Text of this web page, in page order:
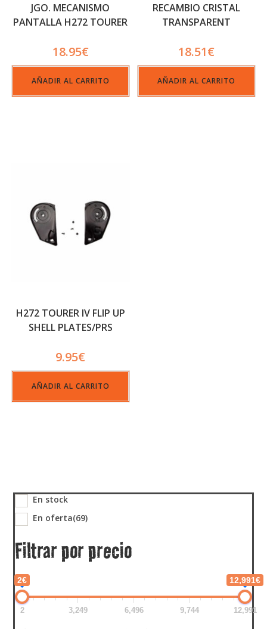
JGO. MECANISMO
PANTALLA H272 TOURER
18.95€
AÑADIR AL CARRITO
RECAMBIO CRISTAL
TRANSPARENT
18.51€
AÑADIR AL CARRITO
H272 TOURER IV FLIP UP
SHELL PLATES/PRS
9.95€
AÑADIR AL CARRITO
En stock
En oferta(69)
Filtrar por precio
2€ 12,991€
2 3,249 6,496 9,744 12,991